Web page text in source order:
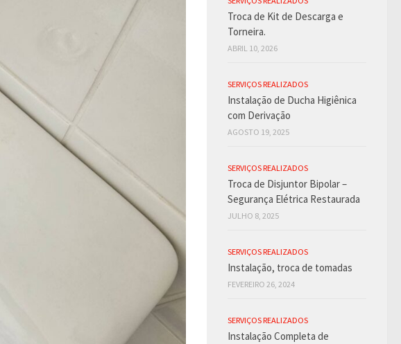
Troca de Kit de Descarga e
Torneira.
ABRIL 10, 2026
SERVIÇOS REALIZADOS
Instalação de Ducha Higiênica
com Derivação
AGOSTO 19, 2025
SERVIÇOS REALIZADOS
Troca de Disjuntor Bipolar –
Segurança Elétrica Restaurada
JULHO 8, 2025
SERVIÇOS REALIZADOS
Instalação, troca de tomadas
FEVEREIRO 26, 2024
SERVIÇOS REALIZADOS
Instalação Completa de